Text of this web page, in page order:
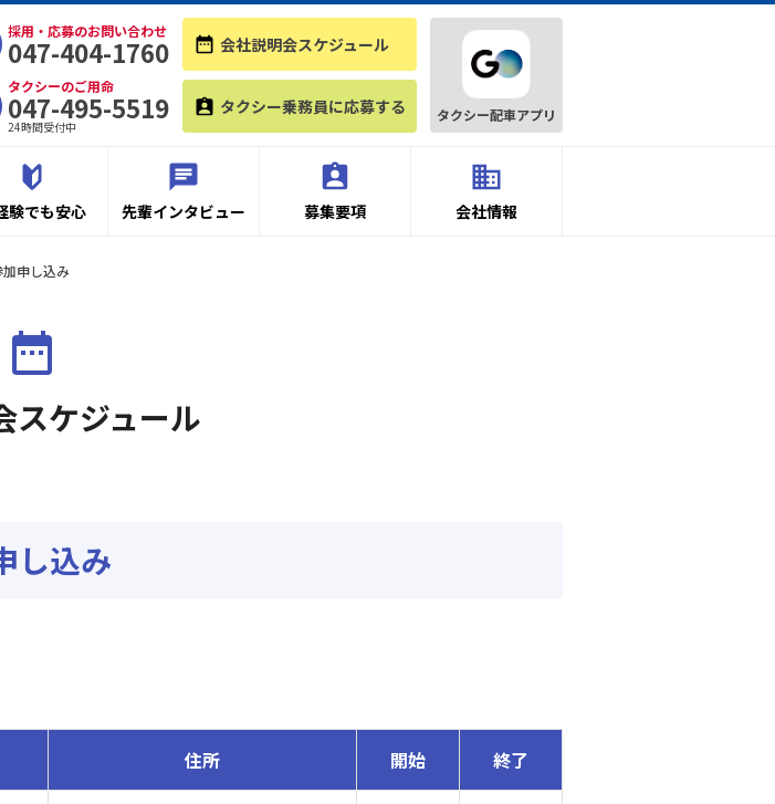
会社説明会スケジュール
タクシー乗務員に応募する タクシー配車アプリ
採用・応募のお問い合わせ
047-404-1760
タクシーのご用命
047-495-5519
24時間受付中
験でも安心 先輩インタビュー 募集要項 会社情報
申し込み
スケジュール
し込み
住所 開始 終了